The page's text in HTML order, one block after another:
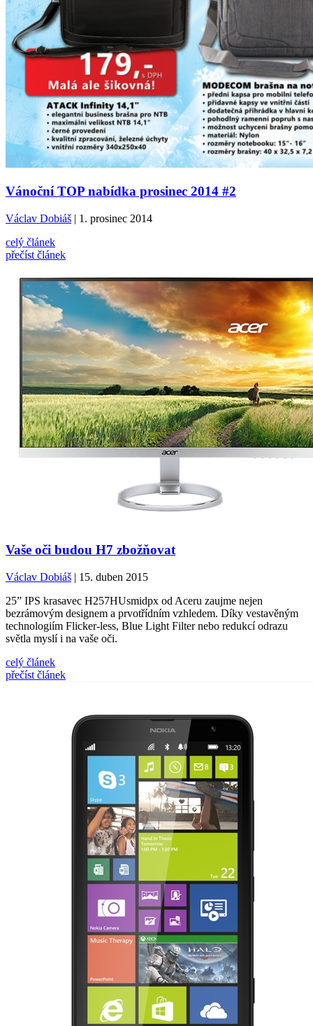
Vánoční TOP nabídka prosinec 2014 #2
Václav Dobiáš | 1. prosinec 2014
celý článek
přečíst článek
Vaše oči budou H7 zbožňovat
Václav Dobiáš | 15. duben 2015
25” IPS krasavec H257HUsmidpx od Aceru zaujme nejen
bezrámovým designem a prvotřídním vzhledem. Díky vestavěným
technologiím Flicker-less, Blue Light Filter nebo redukcí odrazu
světla myslí i na vaše oči.
celý článek
přečíst článek